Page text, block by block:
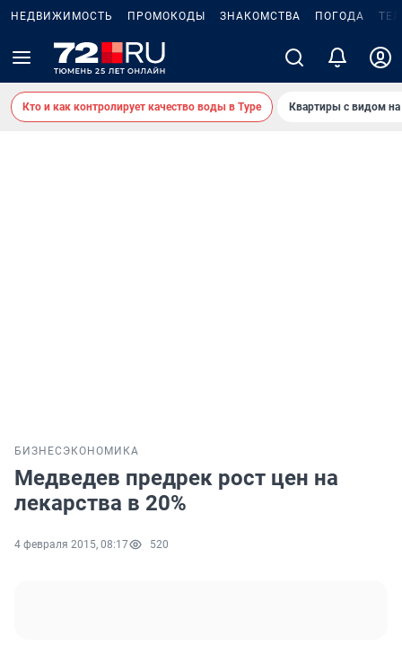
НЕДВИЖИМОСТЬ ПРОМОКОДЫ ЗНАКОМСТВА ПОГОДА
Кто и как контролирует качество воды в Туре Квартиры с видом на
БИЗНЕС ЭКОНОМИКА
Медведев предрек рост цен на
лекарства в 20%
4 февраля 2015, 08:17 520